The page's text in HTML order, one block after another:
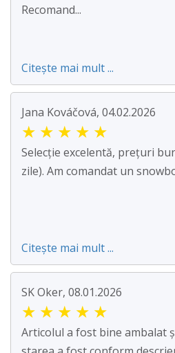
Recomand...
Citește mai mult ...
Jana Kováčová, 04.02.2026
★ ★ ★ ★ ★
Selecție excelentă, prețuri
zile). Am comandat un
Citește mai mult ...
SK Oker, 08.01.2026
★ ★ ★ ★ ★
Articolul a fost bine ambalat